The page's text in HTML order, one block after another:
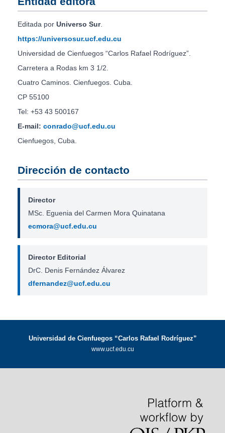
Editada por Universo Sur.
https://universosur.ucf.edu.cu
Universidad de Cienfuegos “Carlos Rafael Rodríguez”.
Carretera a Rodas km 3 1/2.
Cuatro Caminos. Cienfuegos. Cuba.
CP 55100
Tel: +53 43 500167
E-mail: conrado@ucf.edu.cu
Cienfuegos, Cuba.
Dirección de contacto
Director
MSc. Eguenia del Carmen Mora Quinatana
ecmora@ucf.edu.cu
Director Editorial
DrC. Denis Fernández Álvarez
dfernandez@ucf.edu.cu
Universidad de Cienfuegos “Carlos Rafael Rodríguez”
www.ucf.edu.cu